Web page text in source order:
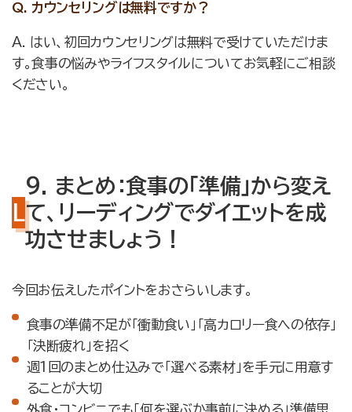
Q. カウンセリングは無料ですか？
A. はい、初回カウンセリングは無料で受けていただけま
す。食事の悩みやライフスタイルについてお気軽にご相談
ください。
9. まとめ：食事の「準備」から変え
て、リーディングでダイエットを成
功させましょう！
今回お伝えしたポイントをおさらいします。
食事の準備不足が「衝動食い」「高カロリー食への依存」
「決断疲れ」を招く
週1回のまとめ仕込みで「選べる素材」を手元に用意す
ることが大切
外食・コンビニでも「何を選ぶか事前に決める」準備思